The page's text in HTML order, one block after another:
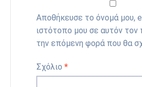
Αποθήκευσε το όνομά μου,
ιστότοπο μου σε αυτόν τον
την επόμενη φορά που θα
Σχόλιο *